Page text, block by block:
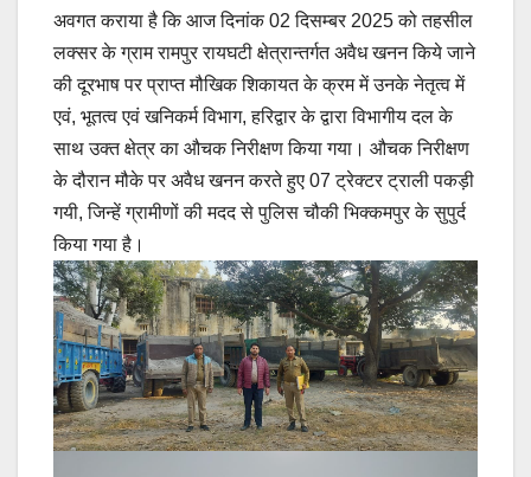
अवगत कराया है कि आज दिनांक 02 दिसम्बर 2025 को तहसील
लक्सर के ग्राम रामपुर रायघटी क्षेत्रान्तर्गत अवैध खनन किये जाने
की दूरभाष पर प्राप्त मौखिक शिकायत के क्रम में उनके नेतृत्व में
एवं, भूतत्व एवं खनिकर्म विभाग, हरिद्वार के द्वारा विभागीय दल के
साथ उक्त क्षेत्र का औचक निरीक्षण किया गया। औचक निरीक्षण
के दौरान मौके पर अवैध खनन करते हुए 07 ट्रेक्टर ट्राली पकड़ी
गयी, जिन्हें ग्रामीणों की मदद से पुलिस चौकी भिक्कमपुर के सुपुर्द
किया गया है।
Post
navigation